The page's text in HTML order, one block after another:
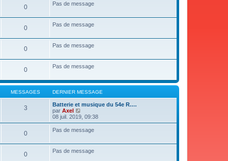
s
a
e
0 Pas de message
0 Pas de message
0 Pas de message
0 Pas de message
MESSAGES DERNIER MESSAGE
3
Batterie et musique du 54e R.…
par Axel
o
i
r
d
e
08 juil. 2019, 09:38
0 Pas de message
0 Pas de message